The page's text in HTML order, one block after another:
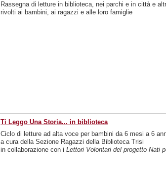
Rassegna di letture in biblioteca, nei parchi e in città e
rivolti ai bambini, ai ragazzi e alle loro famiglie
Ti Leggo Una Storia... in biblioteca
Ciclo di letture ad alta voce per bambini da 6 mesi a 6
a cura della Sezione Ragazzi della Biblioteca Trisi
in collaborazione con iLettori Volontari del progetto Nati